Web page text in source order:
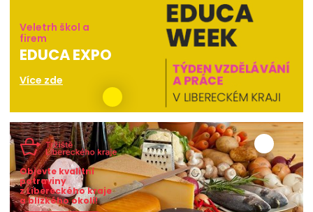
Veletrh škol a
firem
EDUCA EXPO
Více zde
Objevte kvalitní
potraviny
z Libereckého kraje
a blízkého okolí!